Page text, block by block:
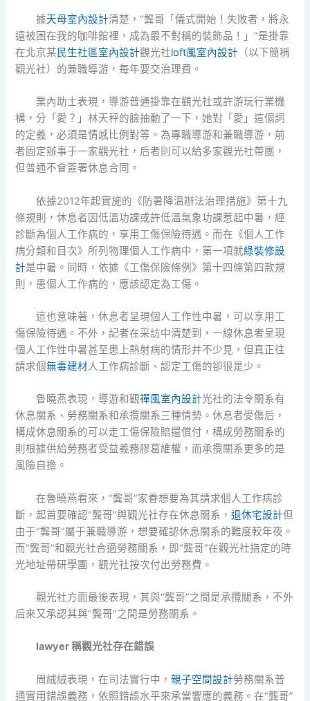
據天母室內設計清楚，“龔哥「儀式開始！失敗者，將永
遠被困在我的咖啡館裡，成為最不對稱的裝飾品！」”是掛靠
在北京某民生社區室內設計觀光社loft風室內設計 （以下簡稱
觀光社）的兼職導游，每年要交治理費。
業內助士表現，導游普通掛靠在觀光社或許游玩行業機
構，分「愛？」林天秤的臉抽動了一下，她對「愛」這個詞
的定義，必須是情感比例對等。為專職導游和兼職導游，前
者固定辦事于一家觀光社，后者則可以給多家觀光社帶團，
但普通不會簽署休息合同。
依據2012年起實施的《防暑降溫辦法治理措施》第十九
條規則，休息者因低溫功課或許低溫氣象功課惹起中暑，經
診斷為個人工作病的，享用工傷保險待遇。而在《個人工作
病分類和目次》所列物理個人工作病中，第一項就綠裝修設
計是中暑。同時，依據《工傷保險條例》第十四條第四款規
則，患個人工作病的，應該認定為工傷。
這也意味著，休息者呈現個人工作性中暑，可以享用工
傷保險待遇。不外，記者在采訪中清楚到，一線休息者呈現
個人工作性中暑甚至患上熱射病的情形并不少見，但真正往
請求個無毒建材人工作病診斷、認定工傷的卻很是少。
魯曉燕表現，導游和觀禪風室內設計光社的法令關系有
休息關系、勞務關系和承攬關系三種情勢。休息者受傷后，
構成休息關系的可以走工傷保險賠還償付，構成勞務關系的
則根據供給勞務者受益義務膠葛維權，而承攬關系更多的是
風險自擔。
在魯曉燕看來，“龔哥”家眷想要為其請求個人工作病診
斷，起首要確認“龔哥”與觀光社存在休息關系，退休宅設計但
由于“龔哥”屬于兼職導游，想要確認休息關系的難度較年夜。
而“龔哥”和觀光社合適勞務關系，即“龔哥”在觀光社指定的時
光地址帶研學團，觀光社按次付出勞務費。
觀光社方面最後表現，其與“龔哥”之間是承攬關系，不外
后來又承認其與“龔哥”之間是勞務關系。
lawyer 稱觀光社存在錯誤
周絨絨表現，在司法實行中， 親子空間設計勞務關系普
通實用錯誤義務，依照錯誤水平來承當響應的義務。在“龔哥”